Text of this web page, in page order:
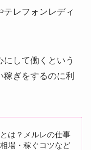
レフォンレディ
して働くという
ぎをするのに利
は？メルレの仕事
場・稼ぐコツなど